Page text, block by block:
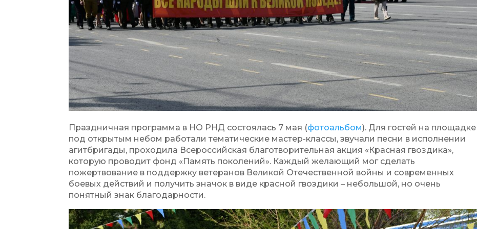
Праздничная программа в НО РНД состоялась 7 мая (фотоальбом). Для гостей на площадке
под открытым небом работали тематические мастер-классы, звучали песни в исполнении
агитбригады, проходила Всероссийская благотворительная акция «Красная гвоздика»,
которую проводит фонд «Память поколений». Каждый желающий мог сделать
пожертвование в поддержку ветеранов Великой Отечественной войны и современных
боевых действий и получить значок в виде красной гвоздики – небольшой, но очень
понятный знак благодарности.